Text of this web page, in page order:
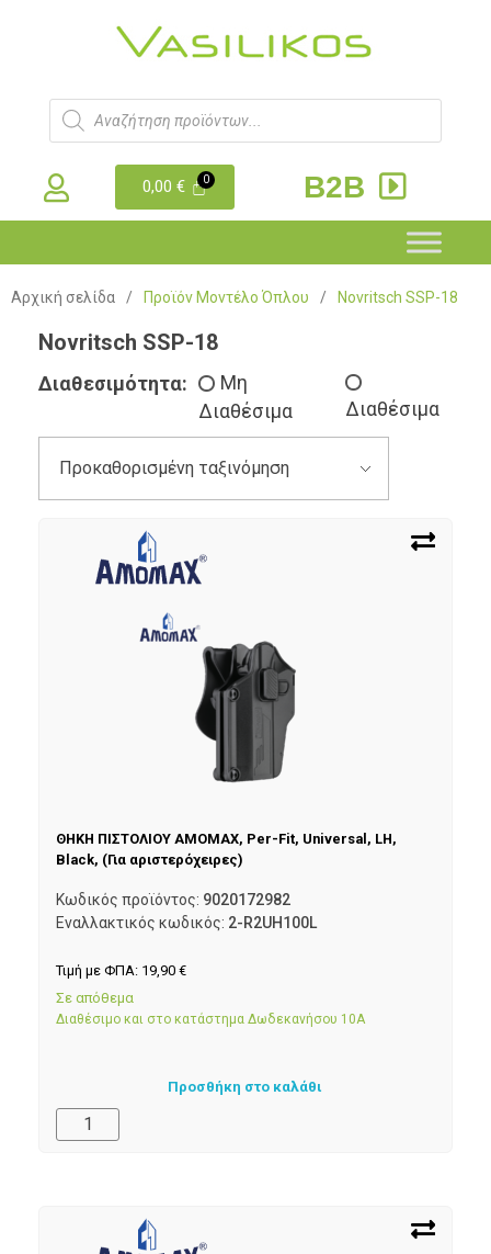
0,00€ B2B
Αρχική σελίδα / Προϊόν Μοντέλο Όπλου / Novritsch SSP-18
Novritsch SSP-18
Διαθεσιμότητα:
Μη
Διαθέσιμα
Διαθέσιμα
ΘΗΚΗ ΠΙΣΤΟΛΙΟΥ AMOMAX, Per-Fit, Universal, LH,
Black, (Για αριστερόχειρες)
Κωδικός προϊόντος: 9020172982
Εναλλακτικός κωδικός: 2-R2UH100L
Τιμή με ΦΠΑ: 19,90 €
Σε απόθεμα
Διαθέσιμο και στο κατάστημα Δωδεκανήσου 10Α
Προσθήκη στο καλάθι